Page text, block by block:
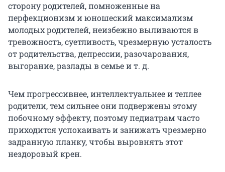
сторону родителей, помноженные на
перфекционизм и юношеский максимализм
молодых родителей, неизбежно выливаются в
тревожность, суетливость, чрезмерную усталость
от родительства, депрессии, разочарования,
выгорание, разлады в семье и т. д.
Чем прогрессивнее, интеллектуальнее и теплее
родители, тем сильнее они подвержены этому
побочному эффекту, поэтому педиатрам часто
приходится успокаивать и занижать чрезмерно
задранную планку, чтобы выровнять этот
нездоровый крен.